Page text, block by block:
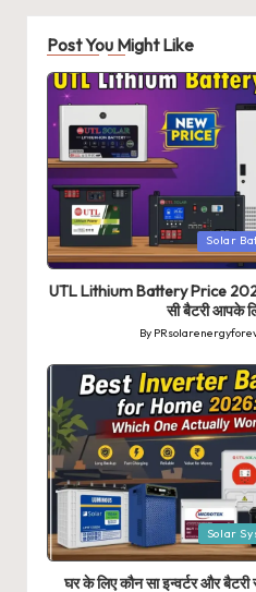
Post You Might Like
Posted
in
Solar
UTL Lithium Battery Price
सी बैटरी आपके
Posted
by
By
Posted
in
Solar
घर के लिए कौन सा इन्वर्टर और